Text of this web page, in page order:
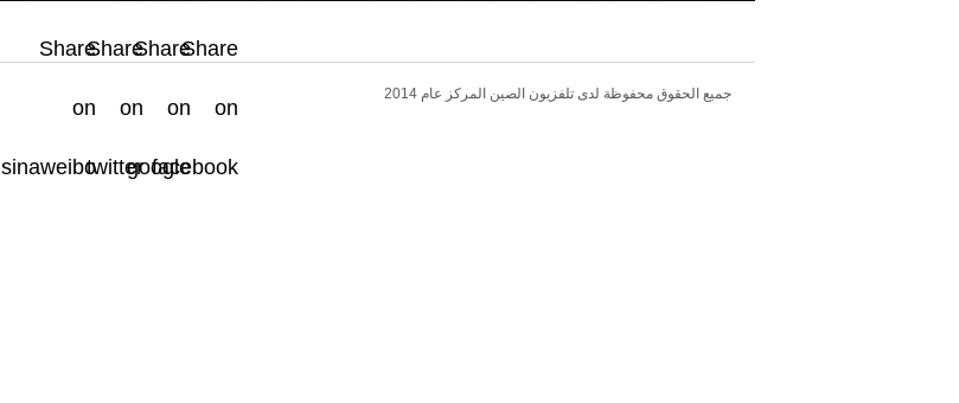
Share
on
facebook
Share
on
google
Share
on
twitter
Share
on
sinaweibo
جميع الحقوق محفوظة لدى تلفزيون الصين المركز عام 2014